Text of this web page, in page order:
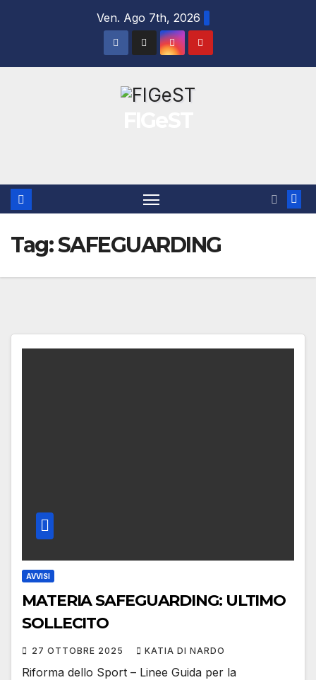
Ven. Ago 7th, 2026
Tag:SAFEGUARDING
AVVISI
MATERIA SAFEGUARDING: ULTIMO
SOLLECITO
27 OTTOBRE 2025 KATIA DI NARDO
Riforma dello Sport – Linee Guida per la